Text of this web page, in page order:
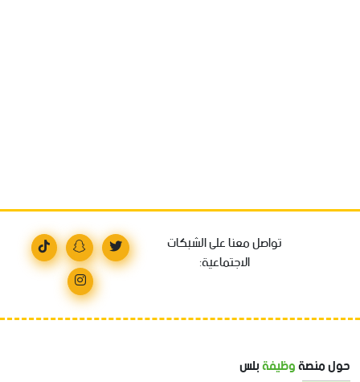
تواصل معنا على الشبكات
الاجتماعية:
حول منصةوظيفةبلس